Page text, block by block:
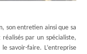
son entretien ainsi que sa
par un spécialiste,
savoir-faire. L’entreprise